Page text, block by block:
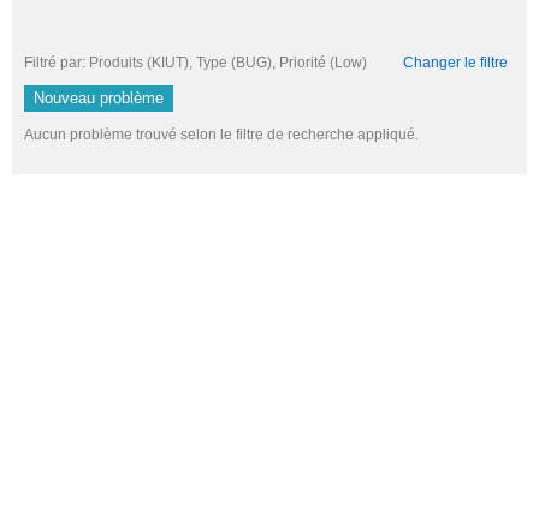
Filtré par: Produits (KIUT), Type (BUG), Priorité (Low) Changer le filtre
Nouveau problème
Aucun problème trouvé selon le filtre de recherche appliqué.